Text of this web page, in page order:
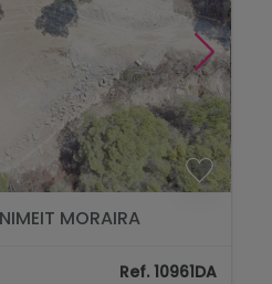
MORAIRA
Ref. 10961DA